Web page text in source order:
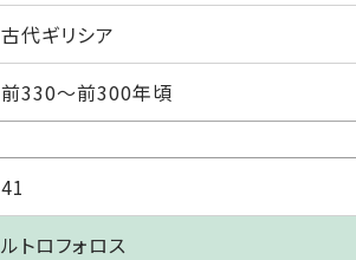
古代ギリシア
前330～前300年頃
41
ルトロフォロス